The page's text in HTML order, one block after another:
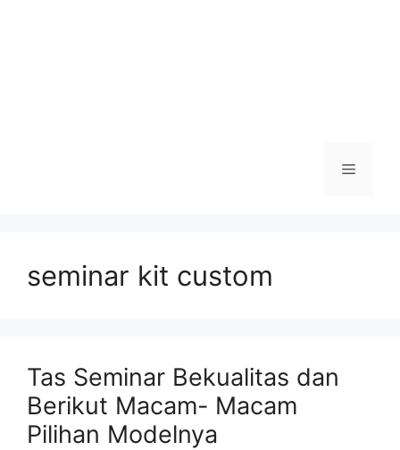
Menu
seminar kit custom
Tas Seminar Bekualitas dan
Berikut Macam- Macam
Pilihan Modelnya